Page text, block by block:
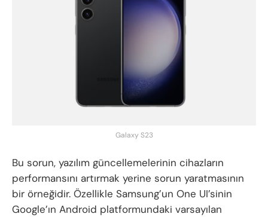
Galaxy S23
Bu sorun, yazılım güncellemelerinin cihazların
performansını artırmak yerine sorun yaratmasının
bir örneğidir. Özellikle Samsung’un One UI’sinin
Google’ın Android platformundaki varsayılan